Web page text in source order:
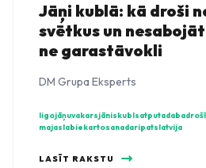
Jāņi kublā: kā droši
svētkus un
ne garastāvokli
DM Grupa Eksperts
ligojāņuvakarsjāniskublsatputadaba
majaslabiekartosanadaripatslatvija
LASĪT RAKSTU